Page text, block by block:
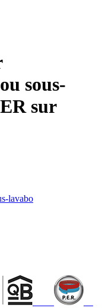
sous-
sur
lavabo